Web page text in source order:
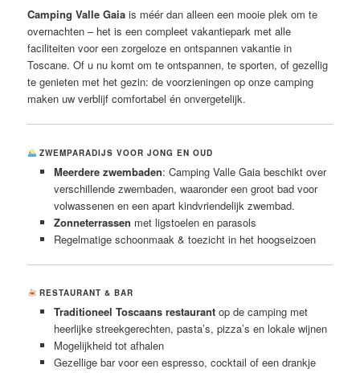
Camping Valle Gaia is méér dan alleen een mooie plek om te
overnachten – het is een compleet vakantiepark met alle
faciliteiten voor een zorgeloze en ontspannen vakantie in
Toscane. Of u nu komt om te ontspannen, te sporten, of gezellig
te genieten met het gezin: de voorzieningen op onze camping
maken uw verblijf comfortabel én onvergetelijk.
ZWEMPARADIJS VOOR JONG EN OUD
Meerdere zwembaden: Camping Valle Gaia beschikt over
verschillende zwembaden, waaronder een groot bad voor
volwassenen en een apart kindvriendelijk zwembad.
Zonneterrassen met ligstoelen en parasols
Regelmatige schoonmaak & toezicht in het hoogseizoen
RESTAURANT & BAR
Traditioneel Toscaans restaurantop de camping met
heerlijke streekgerechten, pasta’s, pizza’s en lokale wijnen
Mogelijkheid tot afhalen
Gezellige bar voor een espresso, cocktail of een drankje